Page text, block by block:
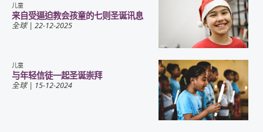
儿童
来自受逼迫教会孩童的七则圣诞讯息
全球| 22-12-2025
儿童
与年轻信徒一起圣诞崇拜
全球| 15-12-2024